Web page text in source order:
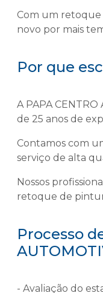
Com um retoque
novo por mais
Por que
A PAPA
de 25 anos de
Contamos com
serviço de alta
Nossos
retoque de
Processo
- Avaliação do